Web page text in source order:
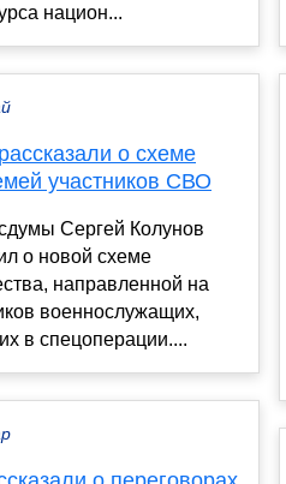
национ...
о схеме
участников СВО
Сергей Колунов
о новой схеме
направленной на
военнослужащих,
в спецоперации....